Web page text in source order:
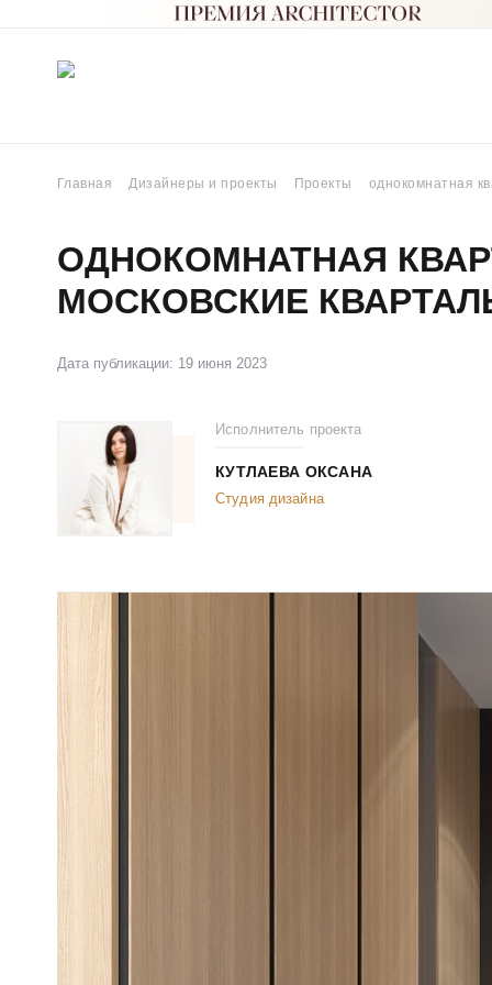
Главная Дизайнеры и проекты Проекты однокомнатная
ОДНОКОМНАТНАЯ
МОСКОВСКИЕ
Дата публикации: 19 июня 2023
Исполнитель проекта
КУТЛАЕВА ОКСАНА
Студия дизайна